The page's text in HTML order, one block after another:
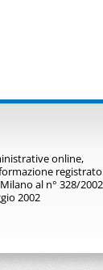
online,
registrato
al n° 328/2002
2002